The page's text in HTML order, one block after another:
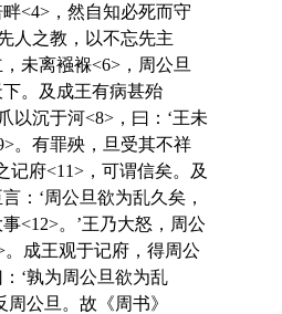
<4>，然自知必死而守
人之教，以不忘先主
未离襁褓<6>，周公旦
。及成王有病甚殆
以沉于河<8>，曰：‘王未
。有罪殃，旦受其不祥
记府<11>，可谓信矣。及
：‘周公旦欲为乱久矣，
<12>。’王乃大怒，周公
。成王观于记府，得周公
‘孰为周公旦欲为乱
公旦。故《周书》